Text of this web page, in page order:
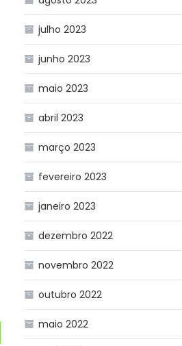
julho 2023
junho 2023
maio 2023
abril 2023
março 2023
fevereiro 2023
janeiro 2023
dezembro 2022
novembro 2022
outubro 2022
maio 2022